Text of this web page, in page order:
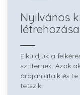
Nyilvános
létrehozása
Elküldjük a
szitternek. Azok
árajánlataik és te
tetszik.